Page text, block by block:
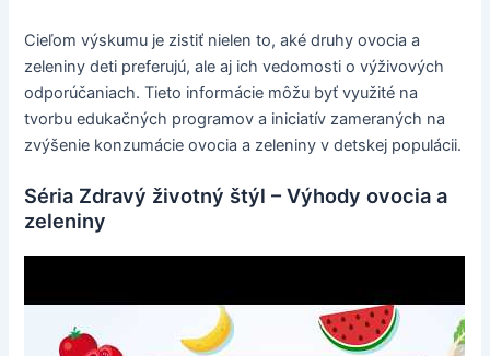
Cieľom výskumu je zistiť nielen to, aké druhy ovocia a
zeleniny deti preferujú, ale aj ich vedomosti o výživových
odporúčaniach. Tieto informácie môžu byť využité na
tvorbu edukačných programov a iniciatív zameraných na
zvýšenie konzumácie ovocia a zeleniny v detskej populácii.
Séria Zdravý životný štýl – Výhody ovocia a
zeleniny